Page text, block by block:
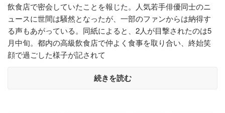
飲食店で密会していたことを報じた。人気若手俳優同士のニ
ュースに世間は騒然となったが、一部のファンからは納得す
る声もあがっている。同紙によると、2人が目撃されたのは5
月中旬。都内の高級飲食店で仲よく食事を取り合い、終始笑
顔で過ごした様子が記されて
続きを読む